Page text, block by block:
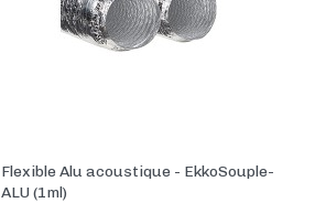
Flexible Alu acoustique - EkkoSouple-
ALU (1ml)